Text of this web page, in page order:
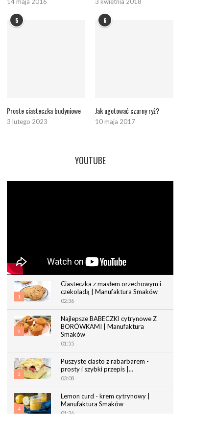
5
Proste ciasteczka budyniowe
3 lutego 2023
6
Jak ugotować czarny ryż?
10 maja 2017
YOUTUBE
1
Ciasteczka z masłem orzechowym i
czekoladą | Manufaktura Smaków
02:36
2
Najlepsze BABECZKI cytrynowe Z
BORÓWKAMI | Manufaktura
Smaków
01:55
3
Puszyste ciasto z rabarbarem -
prosty i szybki przepis |...
03:08
4
Lemon curd - krem cytrynowy |
Manufaktura Smaków
01:26